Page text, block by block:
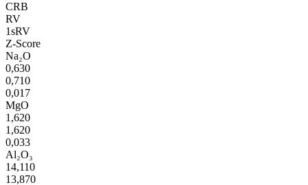
CRB
RV
1sRV
Z-Score
Na₂O
0,630
0,710
0,017
MgO
1,620
1,620
0,033
Al₂O₃
14,110
13,870